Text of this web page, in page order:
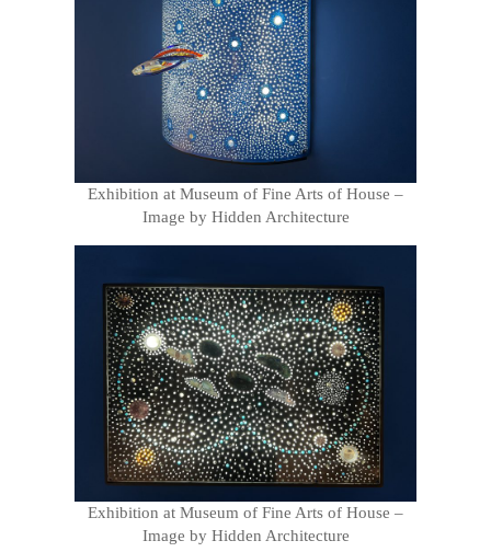
Exhibition at Museum of Fine Arts of House –
Image by Hidden Architecture
Exhibition at Museum of Fine Arts of House –
Image by Hidden Architecture